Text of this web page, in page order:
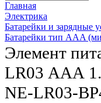
Главная
Электрика
Батарейки и зарядные
Батарейки тип AAA
Элемент
LR03 ААА
NE-LR03-